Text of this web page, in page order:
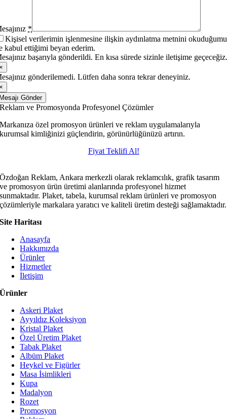
*
Kişisel verilerimin işlenmesine ilişkin aydınlatma metnini okuduğumu
kabul ettiğimi beyan ederim.
başarıyla gönderildi. En kısa sürede sizinle iletişime
gönderilemedi. Lütfen daha sonra tekrar deneyiniz.
Gönder
Reklam ve Promosyonda Profesyonel Çözümler
Markanıza özel promosyon ürünleri ve reklam uygulamalarıyla
kurumsal kimliğinizi güçlendirin, görünürlüğünüzü artırın.
Fiyat Teklifi Al!
Özdoğan Reklam, Ankara merkezli olarak reklamcılık, grafik tasarım
ve promosyon ürün üretimi alanlarında profesyonel hizmet
sunmaktadır. Plaket, tabela, kurumsal reklam ürünleri ve promosyon
çözümleriyle markalara yaratıcı ve kaliteli üretim desteği sağlamaktadır.
Site Haritası
Anasayfa
Hakkımızda
Ürünler
Hizmetler
İletişim
Ürünler
Askeri Plaket
Ayyıldız Koleksiyon
Kristal Plaket
Özel Üretim Plaket
Tabak Plaket
Albüm Plaket
Heykel ve Figürler
Masa İsimlikleri
Kupa
Madalyon
Rozet
Promosyon